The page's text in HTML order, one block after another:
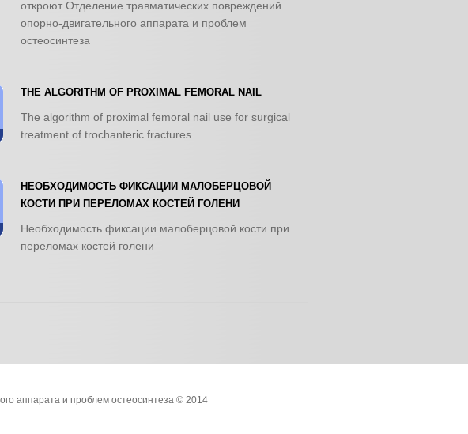
откроют Отделение травматических повреждений
опорно-двигательного аппарата и проблем
остеосинтеза
THE ALGORITHM OF PROXIMAL FEMORAL NAIL
The algorithm of proximal femoral nail use for surgical
treatment of trochanteric fractures
НЕОБХОДИМОСТЬ ФИКСАЦИИ МАЛОБЕРЦОВОЙ
КОСТИ ПРИ ПЕРЕЛОМАХ КОСТЕЙ ГОЛЕНИ
Необходимость фиксации малоберцовой кости при
переломах костей голени
аппарата и проблем остеосинтеза © 2014